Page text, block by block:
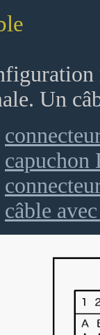
Un
capuchon
câble